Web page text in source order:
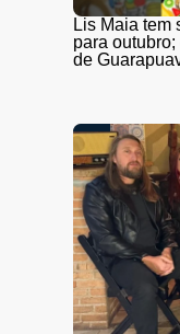
Lis Maia tem
para
de